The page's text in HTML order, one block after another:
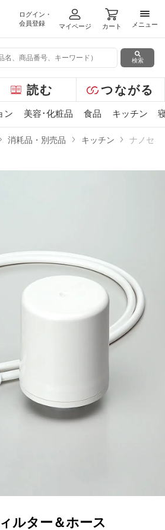
ログイン・
会員登録
マイページ カート
メニ
メニュー
検索
読む つながる
ン 美容･化粧品 食品 キッチン
消耗品・別売品 キッチン ナノセラ
ルター＆ホース